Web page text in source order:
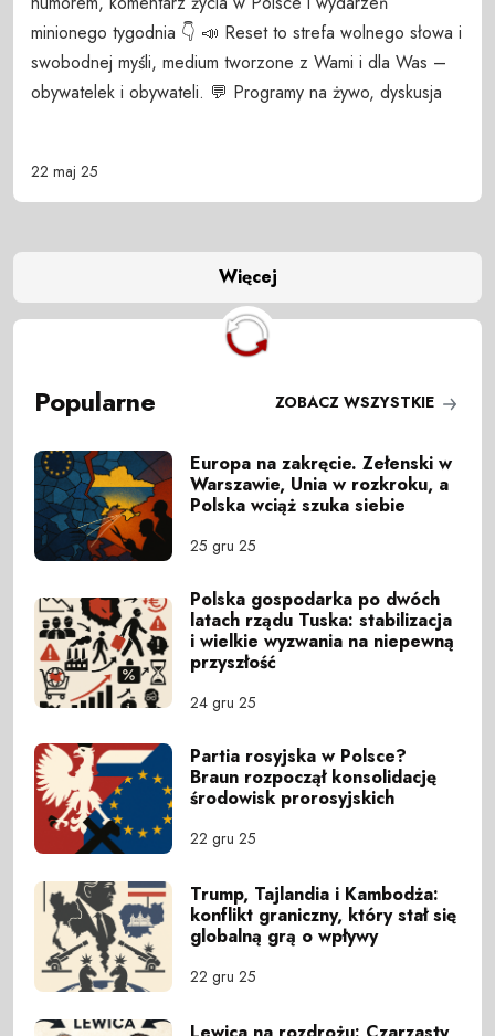
minionego tygodnia 👇 📣 Reset to strefa wolnego słowa i
swobodnej myśli, medium tworzone z Wami i dla Was –
obywatelek i obywateli. 💬 Programy na żywo, dyskusja
22 maj 25
Więcej
Popularne ZOBACZ WSZYSTKIE
Europa na zakręcie. Zełenski w
Warszawie, Unia w rozkroku, a
Polska wciąż szuka siebie
25 gru 25
Polska gospodarka po dwóch
latach rządu Tuska: stabilizacja
i wielkie wyzwania na niepewną
przyszłość
24 gru 25
Partia rosyjska w Polsce?
Braun rozpoczął konsolidację
środowisk prorosyjskich
22 gru 25
Trump, Tajlandia i Kambodża:
konflikt graniczny, który stał się
globalną grą o wpływy
22 gru 25